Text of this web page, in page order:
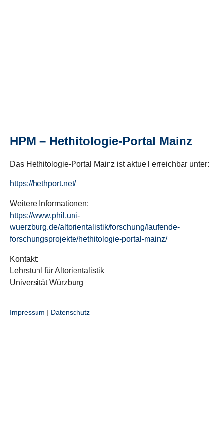
HPM – Hethitologie-Portal Mainz
Das Hethitologie-Portal Mainz ist aktuell erreichbar unter:
https://hethport.net/
Weitere Informationen:
https://www.phil.uni-
wuerzburg.de/altorientalistik/forschung/laufende-
forschungsprojekte/hethitologie-portal-mainz/
Kontakt:
Lehrstuhl für Altorientalistik
Universität Würzburg
Impressum | Datenschutz